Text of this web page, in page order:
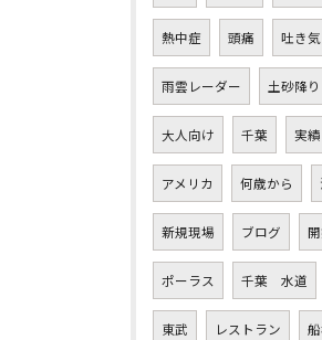
熱中症 頭痛 吐き気
雨雲レーダー 土砂降り
大人向け 千葉 実績
アメリカ 何歳から
新規現場 ブログ
ポーラス 千葉 水道
東武 レストラン